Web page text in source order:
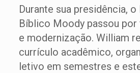
Durante sua presidência,
Bíblico Moody passou
e modernização. William
currículo acadêmico,
letivo em semestres e